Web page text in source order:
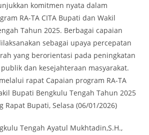
komitmen nyata dalam
RA-TA CITA Bupati dan Wakil
Tahun 2025. Berbagai capaian
sebagai upaya percepatan
yang berorientasi pada peningkatan
dan kesejahteraan masyarakat.
rapat Capaian program RA-TA
Bupati Bengkulu Tengah Tahun 2025
Rapat Bupati, Selasa (06/01/2026)
Tengah Ayatul Mukhtadin,S.H.,